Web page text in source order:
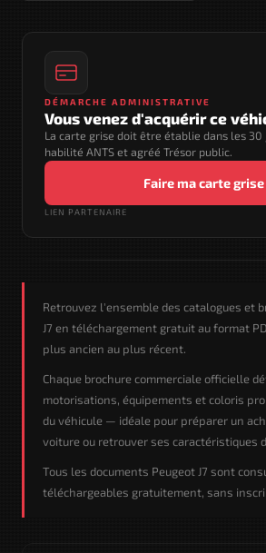
DÉMARCHE ADMINISTRATIVE
Vous venez d'acquérir ce
La carte grise doit être établie dans les 30
habilité ANTS et agréé Trésor public.
Faire ma carte grise
LIEN PARTENAIRE
Retrouvez l'ensemble des catalogues et
J7 en téléchargement gratuit au format
plus ancien au plus récent.
Chaque brochure commerciale officielle
motorisations, équipements et coloris
du véhicule — idéale pour préparer un
voiture ou retrouver ses caractéristiques
Tous les documents Peugeot J7 sont
téléchargeables gratuitement, sans